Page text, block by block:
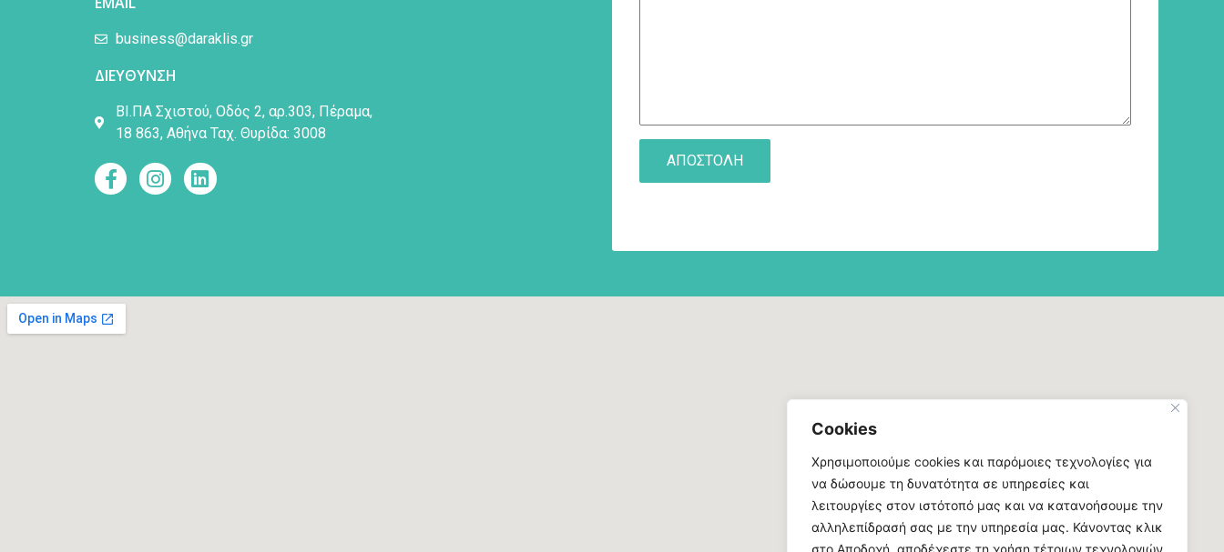
Cookies
Χρησιμοποιούμε cookies και παρόμοιες τεχνολογίες για
να δώσουμε τη δυνατότητα σε υπηρεσίες και
λειτουργίες στον ιστότοπό μας και να κατανοήσουμε την
αλληλεπίδρασή σας με την υπηρεσία μας. Κάνοντας κλικ
στο Αποδοχή, αποδέχεστε τη χρήση τέτοιων τεχνολογιών
business@daraklis.gr
ΔΙΕΥΘΥΝΣΗ
ΒΙ.ΠΑ Σχιστού, Οδός 2, αρ.303, Πέραμα,
18 863, Αθήνα Ταχ. Θυρίδα: 3008